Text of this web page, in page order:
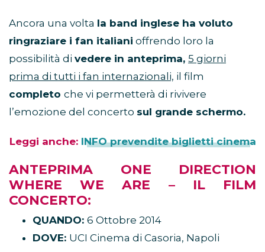
Ancora una volta la band inglese ha voluto
ringraziare i fan italiani offrendo loro la
possibilità di vedere in anteprima, 5 giorni
prima di tutti i fan internazionali, il film
completo che vi permetterà di rivivere
l’emozione del concerto sul grande schermo.
Leggi anche: INFO prevendite biglietti cinema
ANTEPRIMA ONE DIRECTION
WHERE WE ARE – IL FILM
CONCERTO:
QUANDO: 6 Ottobre 2014
DOVE: UCI Cinema di Casoria, Napoli